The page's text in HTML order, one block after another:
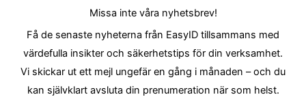
Missa inte våra nyhetsbrev!
Få de senaste nyheterna från EasyID tillsammans med
värdefulla insikter och säkerhetstips för din verksamhet.
Vi skickar ut ett mejl ungefär en gång i månaden – och du
kan självklart avsluta din prenumeration när som helst.